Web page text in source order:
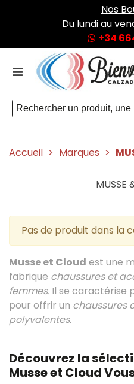
Nos
Du lundi au
+34
Accueil > Marques >
MUSSE
Pas de produit dans la
Musse et Cloud est une
fabrique chaussures et
femmes. Il se caractérise
pour offrir un chaussures
polyvalentes.
Découvrez la
Musse et Cloud